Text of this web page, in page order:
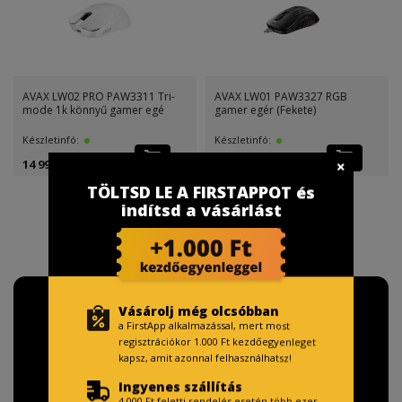
AVAX LW02 PRO PAW3311 Tri-
mode 1k könnyű gamer egé
Készletinfó:
14 999 Ft
AVAX LW01 PAW3327 RGB
gamer egér (Fekete)
Készletinfó:
TÖLTSD LE A FIRSTAPPOT és
indítsd a vásárlást
Vásárolj még olcsóbban
a FirstApp alkalmazással, mert most
regisztrációkor 1.000 Ft kezdőegyenleget
kapsz, amit azonnal felhasználhatsz!
Ingyenes szállítás